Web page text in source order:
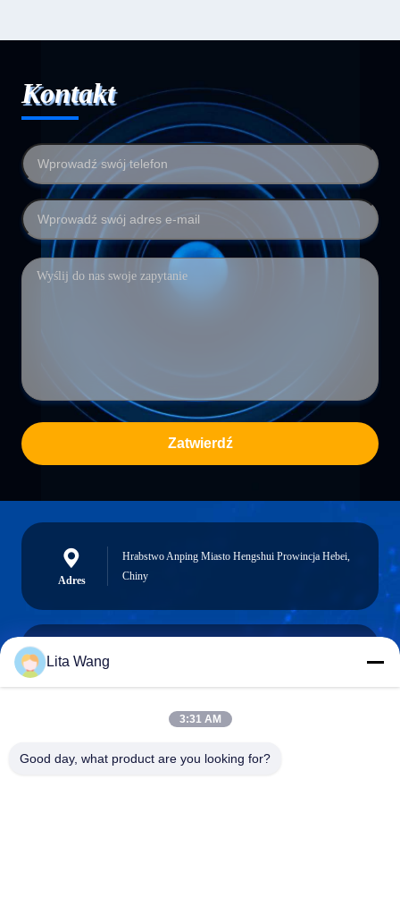
Kontakt
Zatwierdź
Adres
Hrabstwo Anping Miasto Hengshui Prowincja Hebei,
Chiny
Lita Wang
3:31 AM
Good day, what product are you looking for?